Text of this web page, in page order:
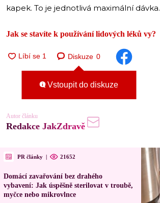
kapek. To je jednotlivá maximální dávka.
Jak se stavíte k používání lidových léků vy?
Diskuze 0
Vstoupit do diskuze
Autor článku
Redakce JakZdravě
PR články | 21652
Domácí zavařování bez drahého
vybavení: Jak úspěšně sterilovat v troubě,
myčce nebo mikrovlnce